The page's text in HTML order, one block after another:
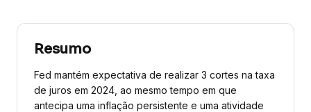
Resumo
Fed mantém expectativa de realizar 3 cortes na taxa
de juros em 2024, ao mesmo tempo em que
antecipa uma inflação persistente e uma atividade